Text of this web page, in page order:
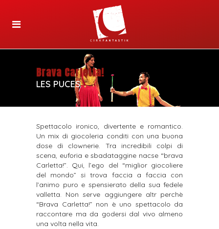
Brava Carletta!
LES PUCES
Spettacolo ironico, divertente e romantico.
Un mix di giocoleria conditi con una buona
dose di clownerie. Tra incredibili colpi di
scena, euforia e sbadataggine nacse “brava
Carletta!”. Qui, l’ego del “miglior giocoliere
del mondo” si trova faccia a faccia con
l’animo puro e spensierato della sua fedele
valletta. Non serve aggiungere altr perchè
“Brava Carletta!” non è uno spettacolo da
raccontare ma da godersi dal vivo almeno
una volta nella vita.